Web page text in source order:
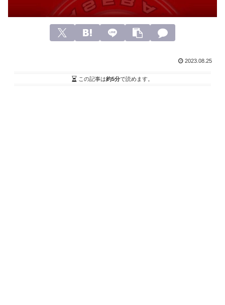
2023.08.25
この記事は約5分で読めます。